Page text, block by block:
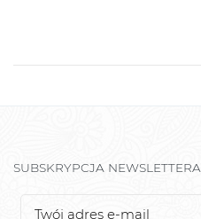
SUBSKRYPCJA NEWSLETTERA